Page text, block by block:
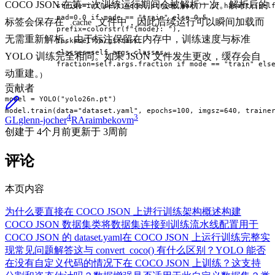
stride=int(self.model.stride.max()) if
            pad=0.0 if mode == "train" else 0.5,
            prefix=colorstr(f"{mode}: "),
            task=self.args.task,
            classes=self.args.classes,
fraction=self.args.fraction if mode == "train"
        )
model = YOLO("yolo26n.pt")
model.train(data="dataset.yaml", epochs=100, imgsz=640,
COCO JSON 在第一次训练运行期间会被解析一次。解析后的
标签会保存在
.cache 文件中，因此后续运行可以瞬间加载而
无需重新解析。由于标注保留在内存中，训练速度与标准
YOLO 训练完全相同。如果 JSON 文件发生更改，缓存会自
动重建。
贡献者
GLglenn-jocher4RAraimbekovm3
创建于 4个月前更新于 3周前
评论
本页内容
为什么要直接在 COCO JSON 上进行训练架构概述构建
COCO JSON 数据集类将数据集连接到训练流水线配置用于
COCO JSON 的 dataset.yaml在 COCO JSON 上运行训练完整实
现常见问题解答这与 convert_coco() 有什么区别？ YOLO 能否
在没有自定义代码的情况下在 COCO JSON 上训练？ 这支持